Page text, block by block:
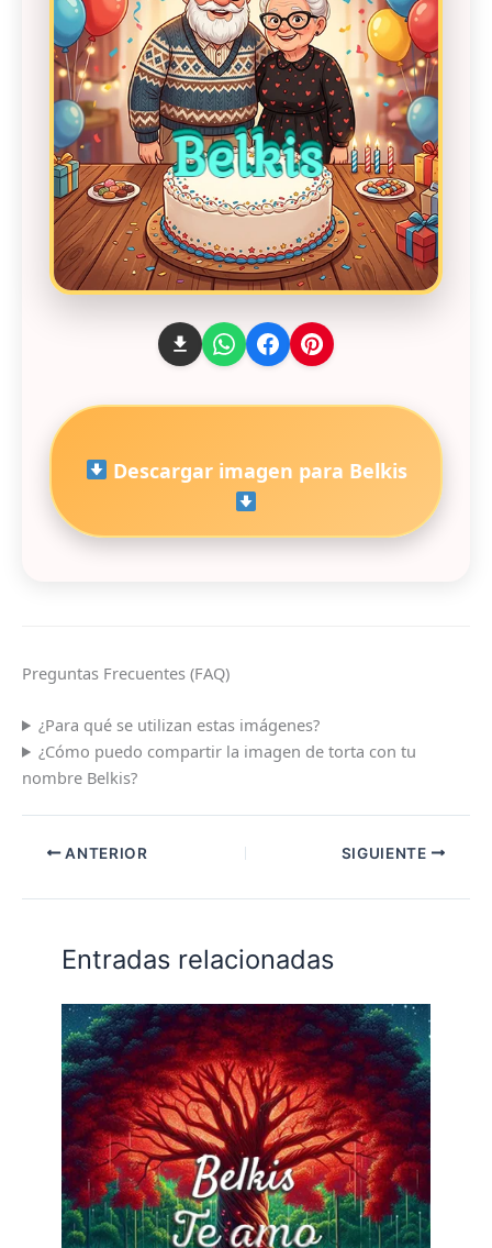
Descargar imagen para Belkis
Preguntas Frecuentes (FAQ)
¿Para qué se utilizan estas imágenes?
¿Cómo puedo compartir la imagen de torta con tu
nombre Belkis?
ANTERIOR SIGUIENTE
Entradas relacionadas